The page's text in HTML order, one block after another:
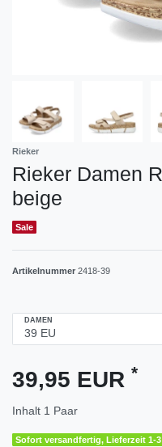
Rieker
Rieker Damen
beige
Sale
Artikelnummer 2418-39
DAMEN
39,95 EUR *
Inhalt 1 Paar
Sofort versandfertig, Lieferzeit 1-3